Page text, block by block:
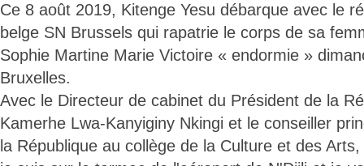
Ce 8 août 2019, Kitenge Yesu débarque avec le
belge SN Brussels qui rapatrie le corps de sa
Sophie Martine Marie Victoire « endormie »
Bruxelles.
Avec le Directeur de cabinet du Président de la
Kamerhe Lwa-Kanyiginy Nkingi et le conseiller
la République au collège de la Culture et des